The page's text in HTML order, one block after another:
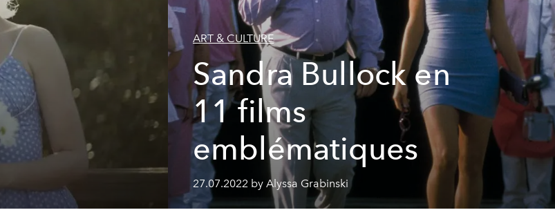
ART & CULTURE
Sandra Bullock en
11 films
emblématiques
27.07.2022 by Alyssa Grabinski